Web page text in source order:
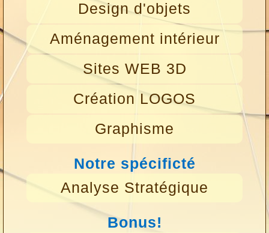
Design d'objets
Aménagement intérieur
Sites WEB 3D
Création LOGOS
Graphisme
Notre spécificté
Analyse Stratégique
Bonus!